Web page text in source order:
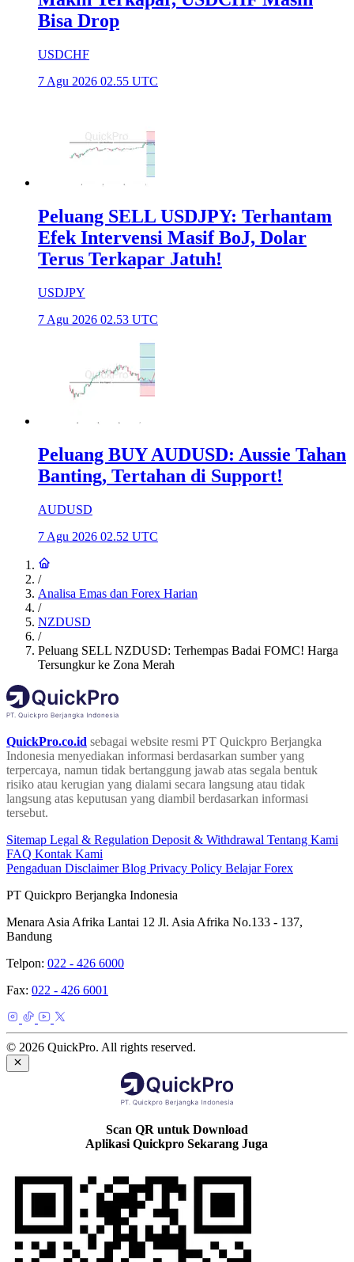
Bisa Drop
USDCHF
7 Agu 2026 02.55 UTC
Peluang SELL USDJPY: Terhantam
Efek Intervensi Masif BoJ, Dolar
Terus Terkapar Jatuh!
USDJPY
7 Agu 2026 02.53 UTC
Peluang BUY AUDUSD: Aussie Tahan
Banting, Tertahan di Support!
AUDUSD
7 Agu 2026 02.52 UTC
/
Analisa Emas dan Forex Harian
/
NZDUSD
/
Peluang SELL NZDUSD: Terhempas Badai FOMC! Harga
Tersungkur ke Zona Merah
QuickPro.co.id sebagai website resmi PT Quickpro Berjangka
Indonesia menyediakan informasi berdasarkan sumber yang
terpercaya, namun tidak bertanggung jawab atas segala bentuk
risiko atau kerugian yang dialami secara langsung atau tidak
langsung atas keputusan yang diambil berdasarkan informasi
tersebut.
Sitemap Legal & Regulation Deposit & Withdrawal Tentang Kami
FAQ Kontak Kami
Pengaduan DisclaimerBlog Privacy Policy Belajar Forex
PT Quickpro Berjangka Indonesia
Menara Asia Afrika Lantai 12 Jl. Asia Afrika No.133 - 137,
Bandung
Telpon: 022 - 426 6000
Fax: 022 - 426 6001
© 2026 QuickPro. All rights reserved.
Scan QR untuk Download
Aplikasi Quickpro Sekarang Juga